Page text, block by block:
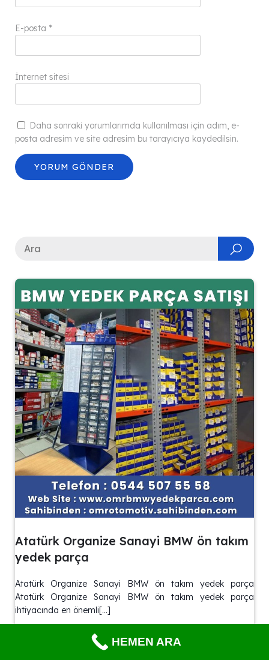
E-posta *
İnternet sitesi
Daha sonraki yorumlarımda kullanılması için adım, e-
posta adresim ve site adresim bu tarayıcıya kaydedilsin.
Atatürk Organize Sanayi BMW ön takım
yedek parça
Atatürk Organize Sanayi BMW ön takım yedek parça
Atatürk Organize Sanayi BMW ön takım yedek parça
ihtiyacında en önemli[…]
HEMEN ARA